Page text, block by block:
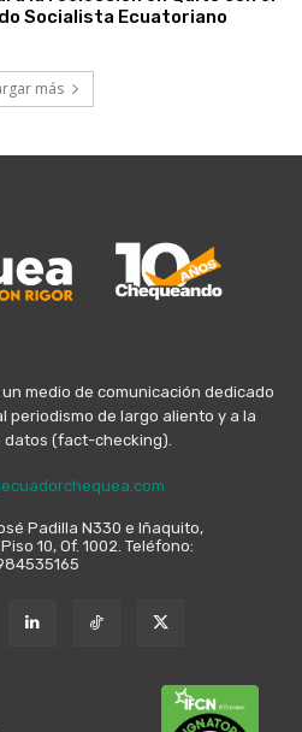
Socialista Ecuatoriano
más
un medio de comunicación dedicado
periodismo de largo aliento y a la
datos (fact-checking).
Padilla N330 e Iñaquito,
10, Of. 1002. Teléfono: